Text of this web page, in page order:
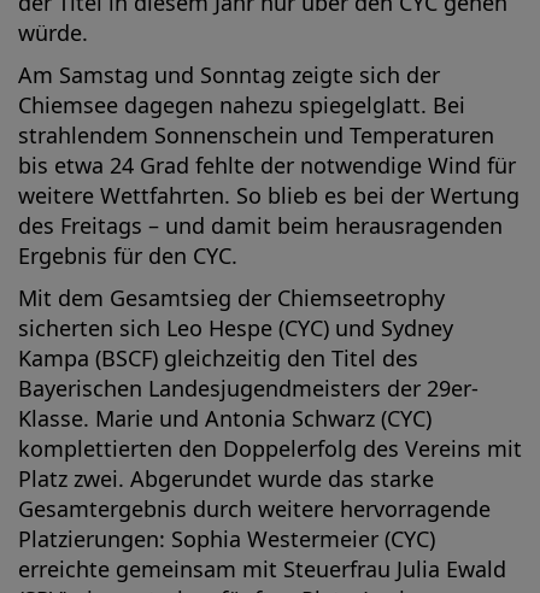
würde.
Am Samstag und Sonntag zeigte sich der
Chiemsee dagegen nahezu spiegelglatt. Bei
strahlendem Sonnenschein und Temperaturen
bis etwa 24 Grad fehlte der notwendige Wind für
weitere Wettfahrten. So blieb es bei der Wertung
des Freitags – und damit beim herausragenden
Ergebnis für den CYC.
Mit dem Gesamtsieg der Chiemseetrophy
sicherten sich Leo Hespe (CYC) und Sydney
Kampa (BSCF) gleichzeitig den Titel des
Bayerischen Landesjugendmeisters der 29er-
Klasse. Marie und Antonia Schwarz (CYC)
komplettierten den Doppelerfolg des Vereins mit
Platz zwei. Abgerundet wurde das starke
Gesamtergebnis durch weitere hervorragende
Platzierungen: Sophia Westermeier (CYC)
erreichte gemeinsam mit Steuerfrau Julia Ewald